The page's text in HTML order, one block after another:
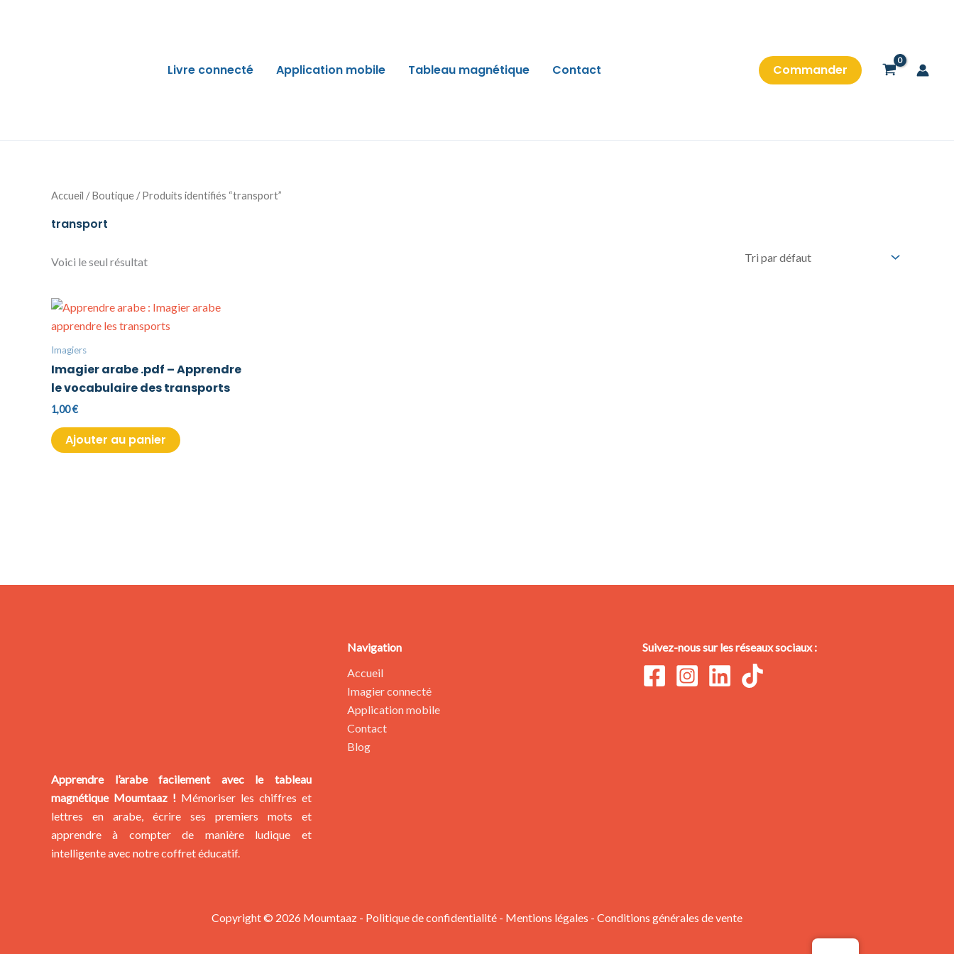
Livre connecté Application mobile Tableau magnétique Contact Commander
Accueil /Boutique / Produits identifiés “transport”
transport
Voici le seul résultat
Imagiers
Imagier arabe .pdf – Apprendre
le vocabulaire des transports
1,00€
Ajouter au panier
Apprendre l’arabe facilement avec le tableau
magnétique Moumtaaz !Mémoriser les chiffres et
lettres en arabe, écrire ses premiers mots et
apprendre à compter de manière ludique et
intelligente avec notre coffret éducatif.
Navigation
Accueil
Imagier connecté
Application mobile
Contact
Blog
Suivez-nous sur les réseaux sociaux :
Copyright © 2026 Moumtaaz - Politique de confidentialité - Mentions légales - Conditions générales de vente